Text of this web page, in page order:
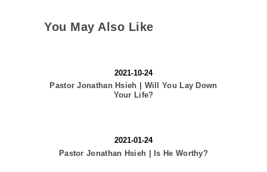
You May Also Like
2021-10-24
Pastor Jonathan Hsieh | Will You Lay Down
Your Life?
2021-01-24
Pastor Jonathan Hsieh | Is He Worthy?